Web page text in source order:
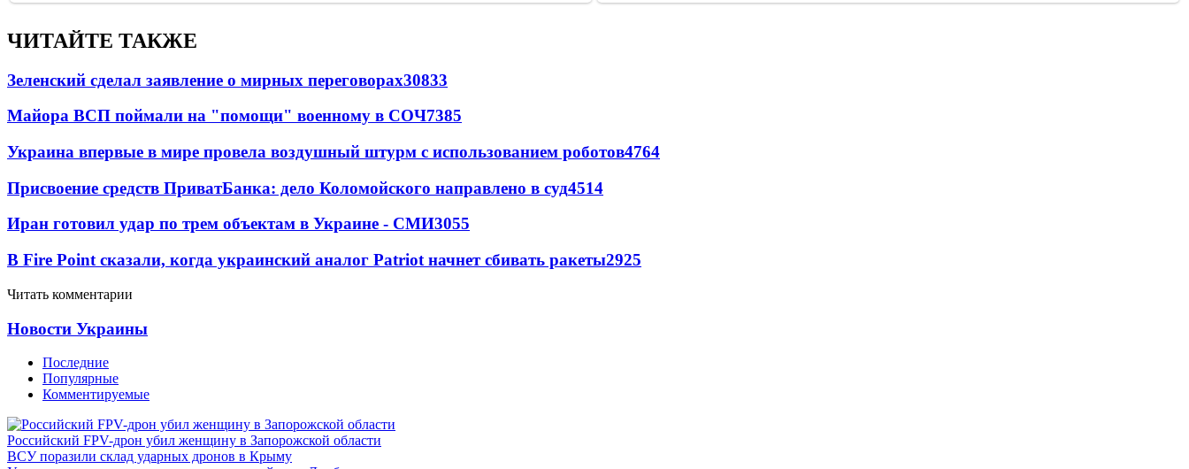
ЧИТАЙТЕ ТАКЖЕ
Зеленский сделал заявление о мирных переговорах30833
Майора ВСП поймали на "помощи" военному в СОЧ7385
Украина впервые в мире провела воздушный штурм с использованием роботов4764
Присвоение средств ПриватБанка: дело Коломойского направлено в суд4514
Иран готовил удар по трем объектам в Украине - СМИ3055
В Fire Point сказали, когда украинский аналог Patriot начнет сбивать ракеты2925
Читать комментарии
Новости Украины
Последние
Популярные
Комментируемые
Российский FPV-дрон убил женщину в Запорожской области
ВСУ поразили склад ударных дронов в Крыму